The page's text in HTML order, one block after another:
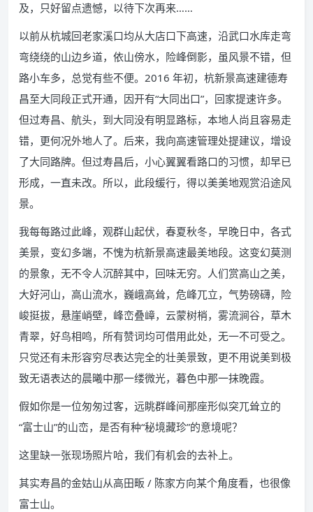
及，只好留点遗憾，以待下次再来……
以前从杭城回老家溪口均从大店口下高速，沿武口水库走弯
弯绕绕的山边乡道，依山傍水，险峰倒影，虽风景不错，但
路小车多，总觉有些不便。2016 年初，杭新景高速建德寿
昌至大同段正式开通，因开有“大同出口”，回家提速许多。
但过寿昌、航头，到大同没有明显路标，本地人尚且容易走
错，更何况外地人了。后来，我向高速管理处提建议，增设
了大同路牌。但过寿昌后，小心翼翼看路口的习惯，却早已
形成，一直未改。所以，此段缓行，得以美美地观赏沿途风
景。
我每每路过此峰，观群山起伏，春夏秋冬，早晚日中，各式
美景，变幻多端，不愧为杭新景高速最美地段。这变幻莫测
的景象，无不令人沉醉其中，回味无穷。人们赏高山之美，
大好河山，高山流水，巍峨高耸，危峰兀立，气势磅礴，险
峻挺拔，悬崖峭壁，峰峦叠嶂，云蒙树梢，雾流涧谷，草木
青翠，好鸟相鸣，所有赞词均可借用此处，无一不可受之。
只觉还有未形容穷尽表达完全的壮美景致，更不用说美到极
致无语表达的晨曦中那一缕微光，暮色中那一抹晚霞。
假如你是一位匆匆过客，远眺群峰间那座形似突兀耸立的
“富士山”的山峦，是否有种“秘境藏珍”的意境呢？
这里缺一张现场照片哈，我们有机会的去补上。
其实寿昌的金姑山从高田畈 / 陈家方向某个角度看，也很像
富士山。